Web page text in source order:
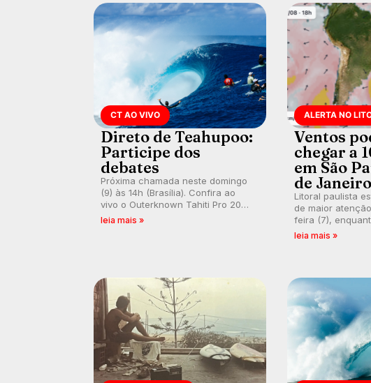
CT AO VIVO
Direto de Teahupoo:
Participe dos
debates
Próxima chamada neste domingo
(9) às 14h (Brasília). Confira ao
vivo o Outerknown Tahiti Pro 2026
e participe dos comentários e
leia mais »
ALERTA NO
Ventos
chegar a
em São
de
Litoral paulista
de maior
feira (7),
também recebe
leia mais »